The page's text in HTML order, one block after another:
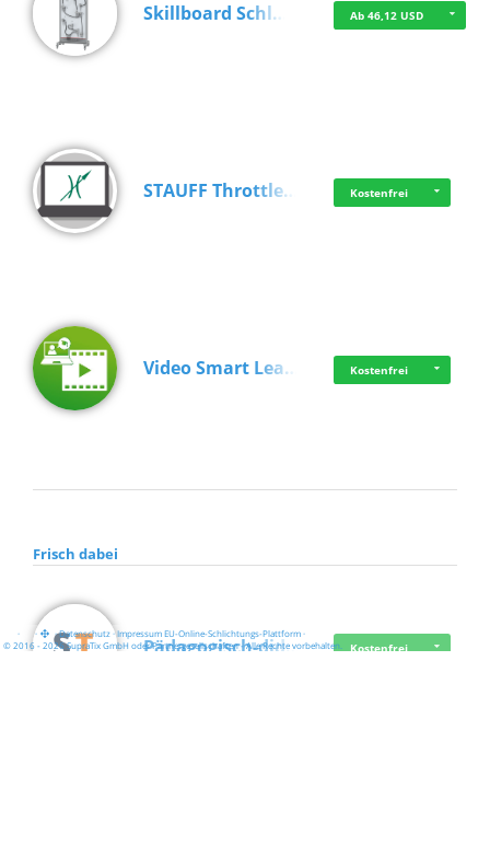
Skillboard Schl… Ab 46,12 USD
STAUFF Throttle… Kostenfrei
Video Smart Lea… Kostenfrei
Frisch dabei
Pädagogisch-did… Kostenfrei
· · ·Datenschutz·Impressum EU-Online-Schlichtungs-Plattform·
© 2016 - 2026 SupraTix GmbH oder Partnergesellschaften - Alle Rechte vorbehalten.